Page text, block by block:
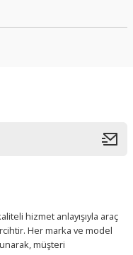
hizmet anlayışıyla araç
Her marka ve model
müşteri